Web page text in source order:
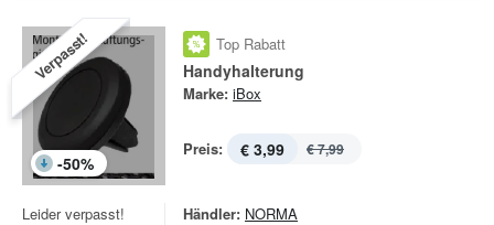
Verpasst!
-50%
Top Rabatt
Handyhalterung
Marke: iBox
Preis: € 3,99 € 7,99
Leider verpasst!
Händler: NORMA